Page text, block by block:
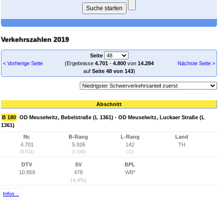
Verkehrszahlen 2019
< Vorherige Seite
Seite
(Ergebnisse 4.701- 4.800von 14.284
auf Seite 48 von 143)
Nächste Seite >
Abschnitt
B 180 OD Meuselwitz, Bebelstraße (L 1361) - OD Meuselwitz, Luckaer Straße (L
1361)
Nr.
4.701
(9.521)
B-Rang
5.926
(3.546)
L-Rang
142
(72)
Land
TH
DTV
10.859
SV
478
(4,4%)
BPL
WB*
Infos...